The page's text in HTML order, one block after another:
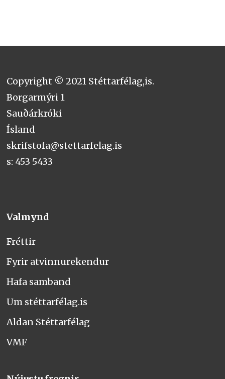
Copyright © 2021 Stéttarfélag,is.
Borgarmýri 1
Sauðárkróki
Ísland
skrifstofa@stettarfelag.is
s: 453 5433
Valmynd
Fréttir
Fyrir atvinnurekendur
Hafa samband
Um stéttarfélag.is
Aldan Stéttarfélag
VMF